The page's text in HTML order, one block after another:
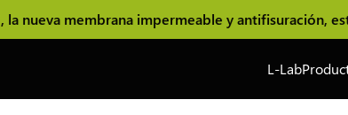
nueva membrana impermeable y antifisuración,
L-Lab